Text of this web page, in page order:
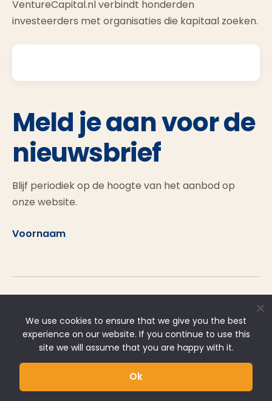
VentureCapital.nl verbindt honderden
investeerders met organisaties die kapitaal zoeken.
Meld je aan voor de
nieuwsbrief
Blijf periodiek op de hoogte van het aanbod op
onze website.
Voornaam
E-mailadres
We use cookies to ensure that we give you the best
experience on our website. If you continue to use this
site we will assume that you are happy with it.
Ok